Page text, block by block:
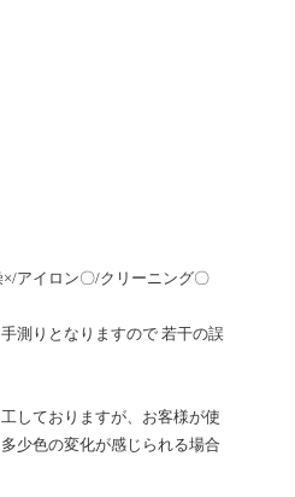
アイロン〇/クリーニング〇
測りとなりますので 若干の誤
しておりますが、お客様が使
少色の変化が感じられる場合